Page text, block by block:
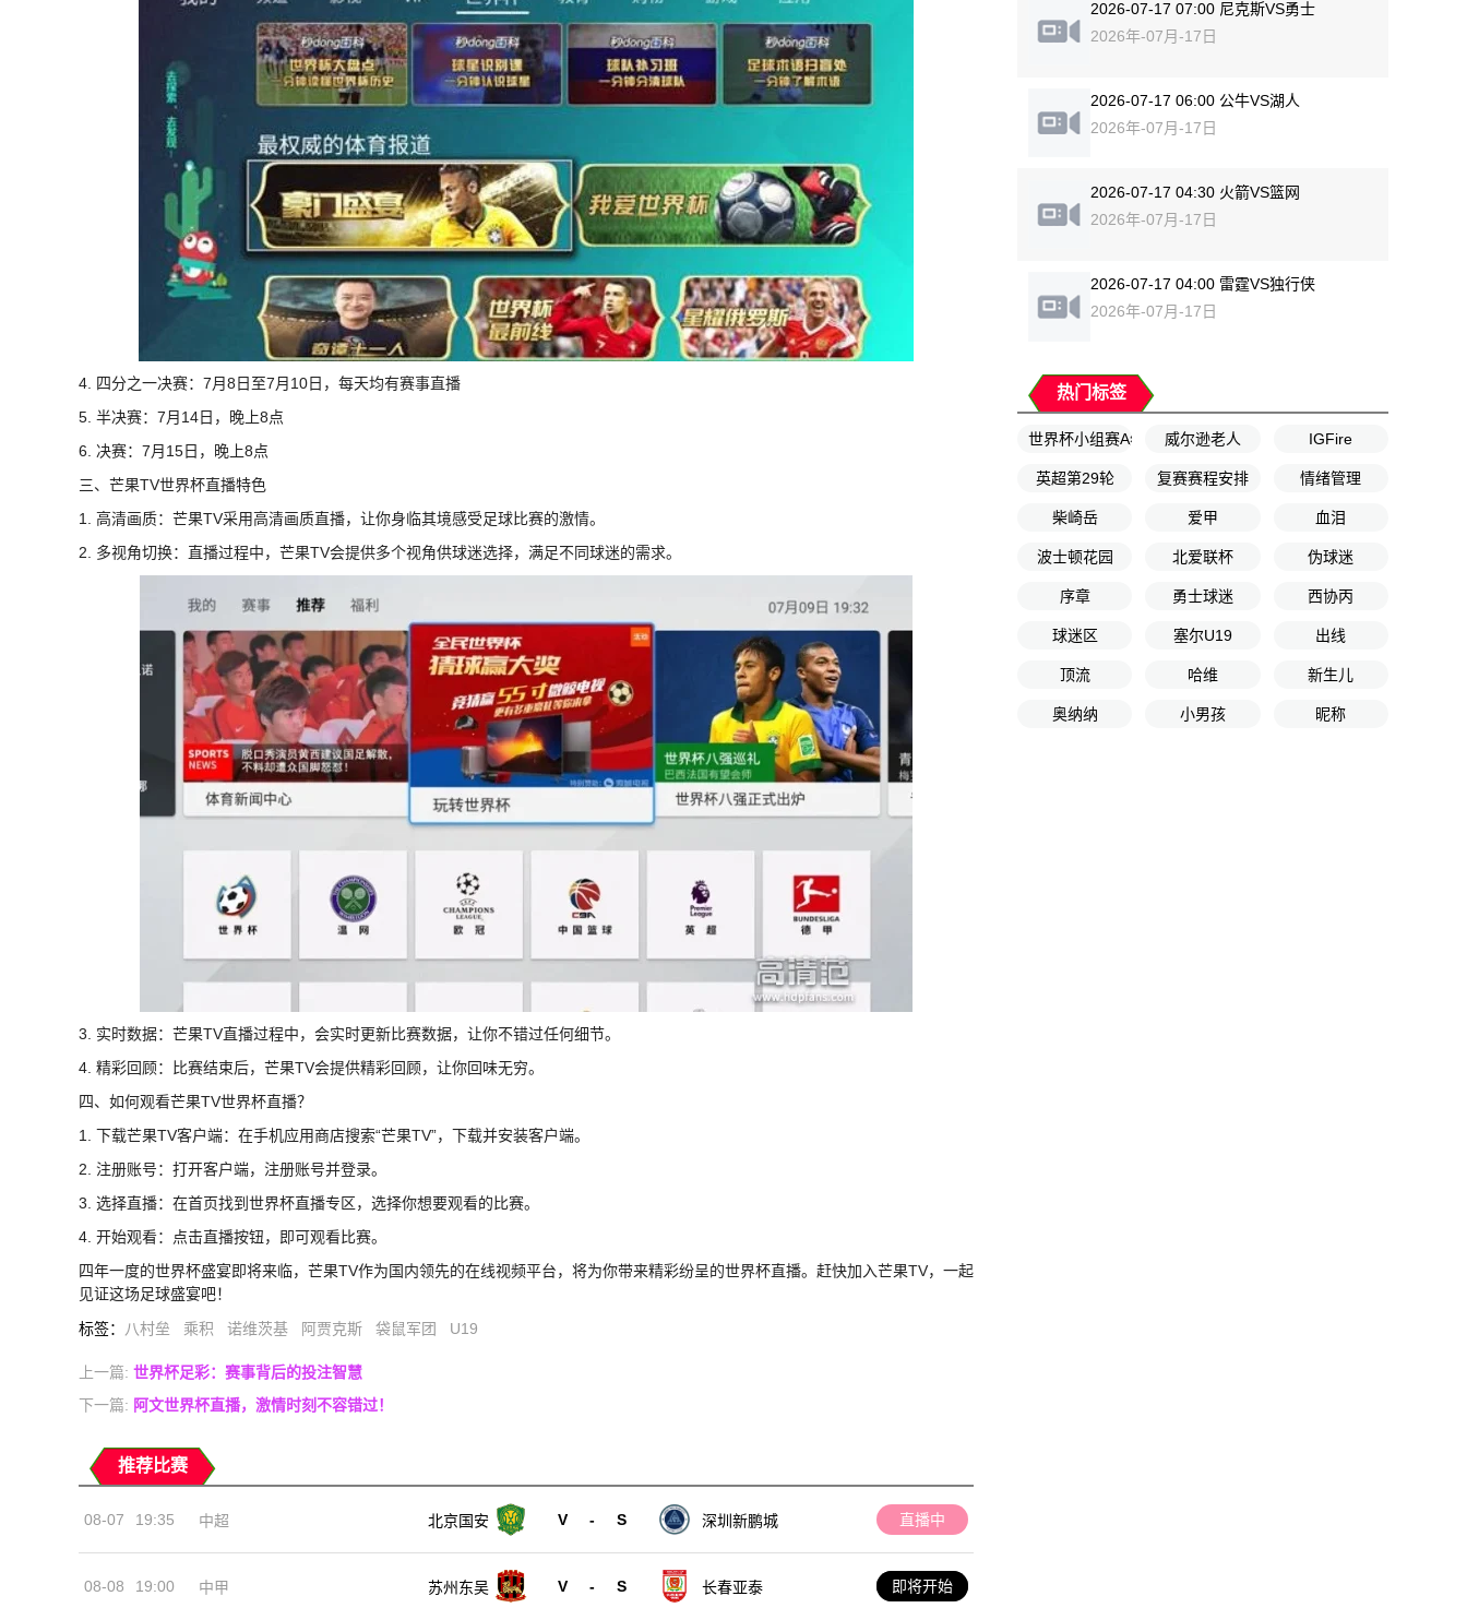
4. 四分之一决赛：7月8日至7月10日，每天均有赛事直播
5. 半决赛：7月14日，晚上8点
6. 决赛：7月15日，晚上8点
三、芒果TV世界杯直播特色
1. 高清画质：芒果TV采用高清画质直播，让你身临其境感受足球比赛的激情。
2. 多视角切换：直播过程中，芒果TV会提供多个视角供球迷选择，满足不同球迷的需求。
3. 实时数据：芒果TV直播过程中，会实时更新比赛数据，让你不错过任何细节。
4. 精彩回顾：比赛结束后，芒果TV会提供精彩回顾，让你回味无穷。
四、如何观看芒果TV世界杯直播？
1. 下载芒果TV客户端：在手机应用商店搜索“芒果TV”，下载并安装客户端。
2. 注册账号：打开客户端，注册账号并登录。
3. 选择直播：在首页找到世界杯直播专区，选择你想要观看的比赛。
4. 开始观看：点击直播按钮，即可观看比赛。
四年一度的世界杯盛宴即将来临，芒果TV作为国内领先的在线视频平台，将为你带来精彩纷呈的世界杯直播。赶快加入芒果TV，一起
见证这场足球盛宴吧！
标签： 八村垒 乘积 诺维茨基 阿贾克斯 袋鼠军团 U19
上一篇: 世界杯足彩：赛事背后的投注智慧
下一篇: 阿文世界杯直播，激情时刻不容错过！
推荐比赛
08-07 19:35 中超 北京国安 V - S 深圳新鹏城 直播中
08-08 19:00 中甲 苏州东吴 V - S 长春亚泰 即将开始
2026-07-17 07:00 尼克斯VS勇士
2026年-07月-17日
2026-07-17 06:00 公牛VS湖人
2026年-07月-17日
2026-07-17 04:30 火箭VS篮网
2026年-07月-17日
2026-07-17 04:00 雷霆VS独行侠
2026年-07月-17日
热门标签
世界杯小组赛A组第2轮威尔逊老人 IGFire
英超第29轮 复赛赛程安排 情绪管理
柴崎岳 爱甲 血泪
波士顿花园 北爱联杯 伪球迷
序章 勇士球迷 西协丙
球迷区 塞尔U19 出线
顶流 哈维 新生儿
奥纳纳 小男孩 昵称